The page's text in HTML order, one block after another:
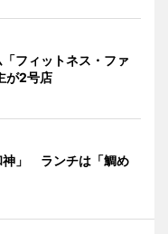
フィットネス・ファ
が2号店
神」 ランチは「鯛め